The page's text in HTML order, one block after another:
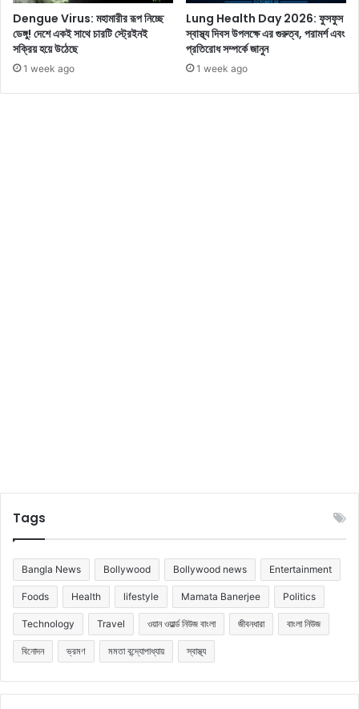
রু
ন
Dengue Virus: মহামারীর রূপ নিচ্ছে
ডেঙ্গু! দেশে একই সাথে চারটি স্ট্রেইনই
সক্রিয় হয়ে উঠেছে
1 week ago
Lung Health Day 2026: ফুসফুস
স্বাস্থ্য দিবস উপলক্ষে এর গুরুত্ব, পরামর্শ এবং
প্রতিরোধ সম্পর্কে জানুন
1 week ago
Tags
Bangla News Bollywood Bollywood news Entertainment
Foods Health lifestyle Mamata Banerjee Politics
Technology Travel ওয়ান ওয়ার্ল্ড নিউজ বাংলা জীবনধারা বাংলা নিউজ
বিনোদন ভ্রমণ মমতা বন্দ্যোপাধ্যায় স্বাস্থ্য